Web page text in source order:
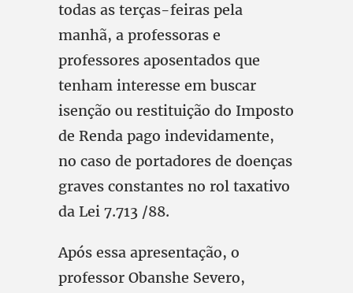
todas as terças-feiras pela
manhã, a professoras e
professores aposentados que
tenham interesse em buscar
isenção ou restituição do Imposto
de Renda pago indevidamente,
no caso de portadores de doenças
graves constantes no rol taxativo
da Lei 7.713 /88.
Após essa apresentação, o
professor Obanshe Severo,